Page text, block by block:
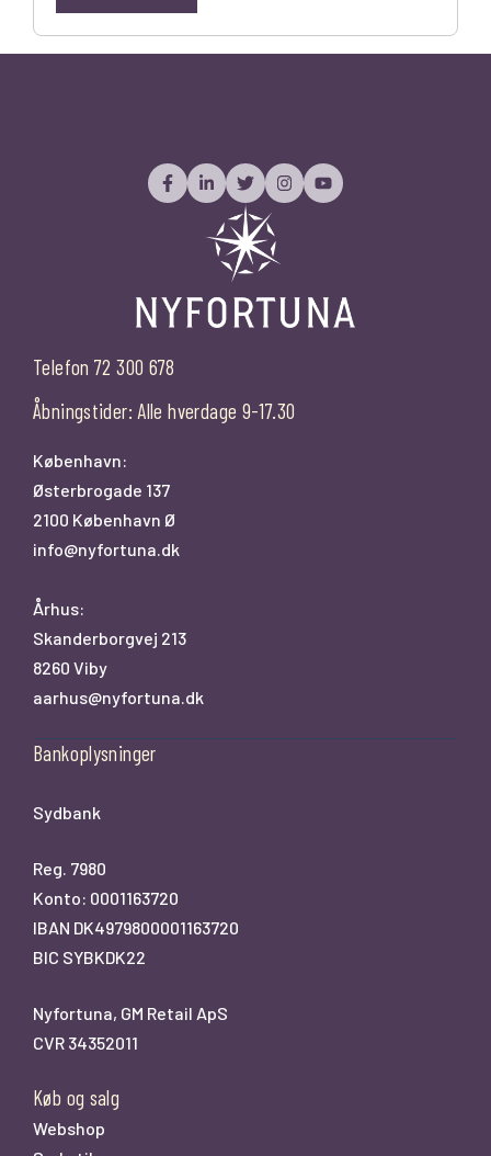
Telefon 72 300 678
Åbningstider: Alle hverdage 9-17.30
København:
Østerbrogade 137
2100 København Ø
info@nyfortuna.dk
Århus:
Skanderborgvej 213
8260 Viby
aarhus@nyfortuna.dk
Bankoplysninger
Sydbank
Reg. 7980
Konto: 0001163720
IBAN DK4979800001163720
BIC SYBKDK22
Nyfortuna, GM Retail ApS
CVR 34352011
Køb og salg
Webshop